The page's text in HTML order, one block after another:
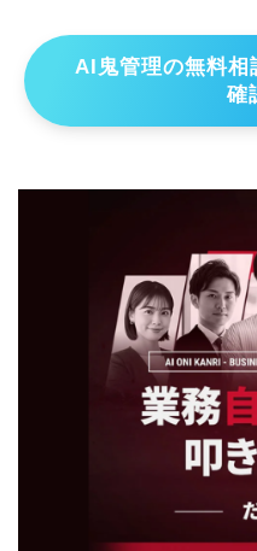
AI鬼管理の無料相
確